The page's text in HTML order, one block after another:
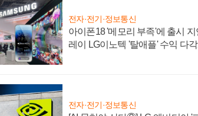
전자·전기·정보통신
아이폰18 '메모리 부족'에 출시
레이 LG이노텍 '탈애플' 수익 다
전자·전기·정보통신